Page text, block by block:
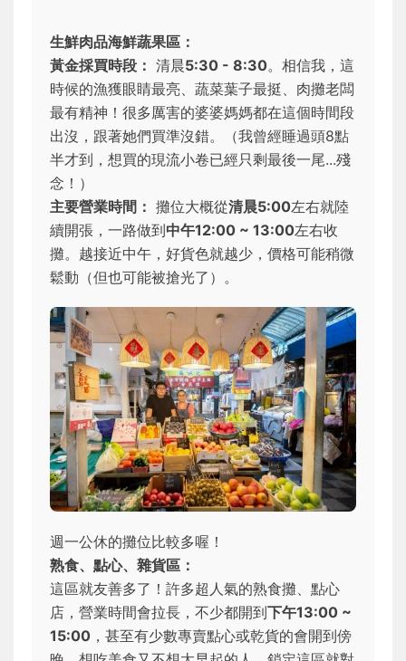
生鮮肉品海鮮蔬果區：
黃金採買時段： 清晨5:30 - 8:30。相信我，這
時候的漁獲眼睛最亮、蔬菜葉子最挺、肉攤老闆
最有精神！很多厲害的婆婆媽媽都在這個時間段
出沒，跟著她們買準沒錯。（我曾經睡過頭8點
半才到，想買的現流小卷已經只剩最後一尾...殘
念！）
主要營業時間： 攤位大概從清晨5:00左右就陸
續開張，一路做到中午12:00 ~ 13:00左右收
攤。越接近中午，好貨色就越少，價格可能稍微
鬆動（但也可能被搶光了）。
週一公休的攤位比較多喔！
熟食、點心、雜貨區：
這區就友善多了！許多超人氣的熟食攤、點心
店，營業時間會拉長，不少都開到下午13:00 ~
15:00 ，甚至有少數專賣點心或乾貨的會開到傍